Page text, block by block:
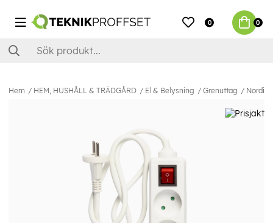
0 0
Hem HEM, HUSHÅLL & TRÄDGÅRD El & Belysning Grenuttag Nordic